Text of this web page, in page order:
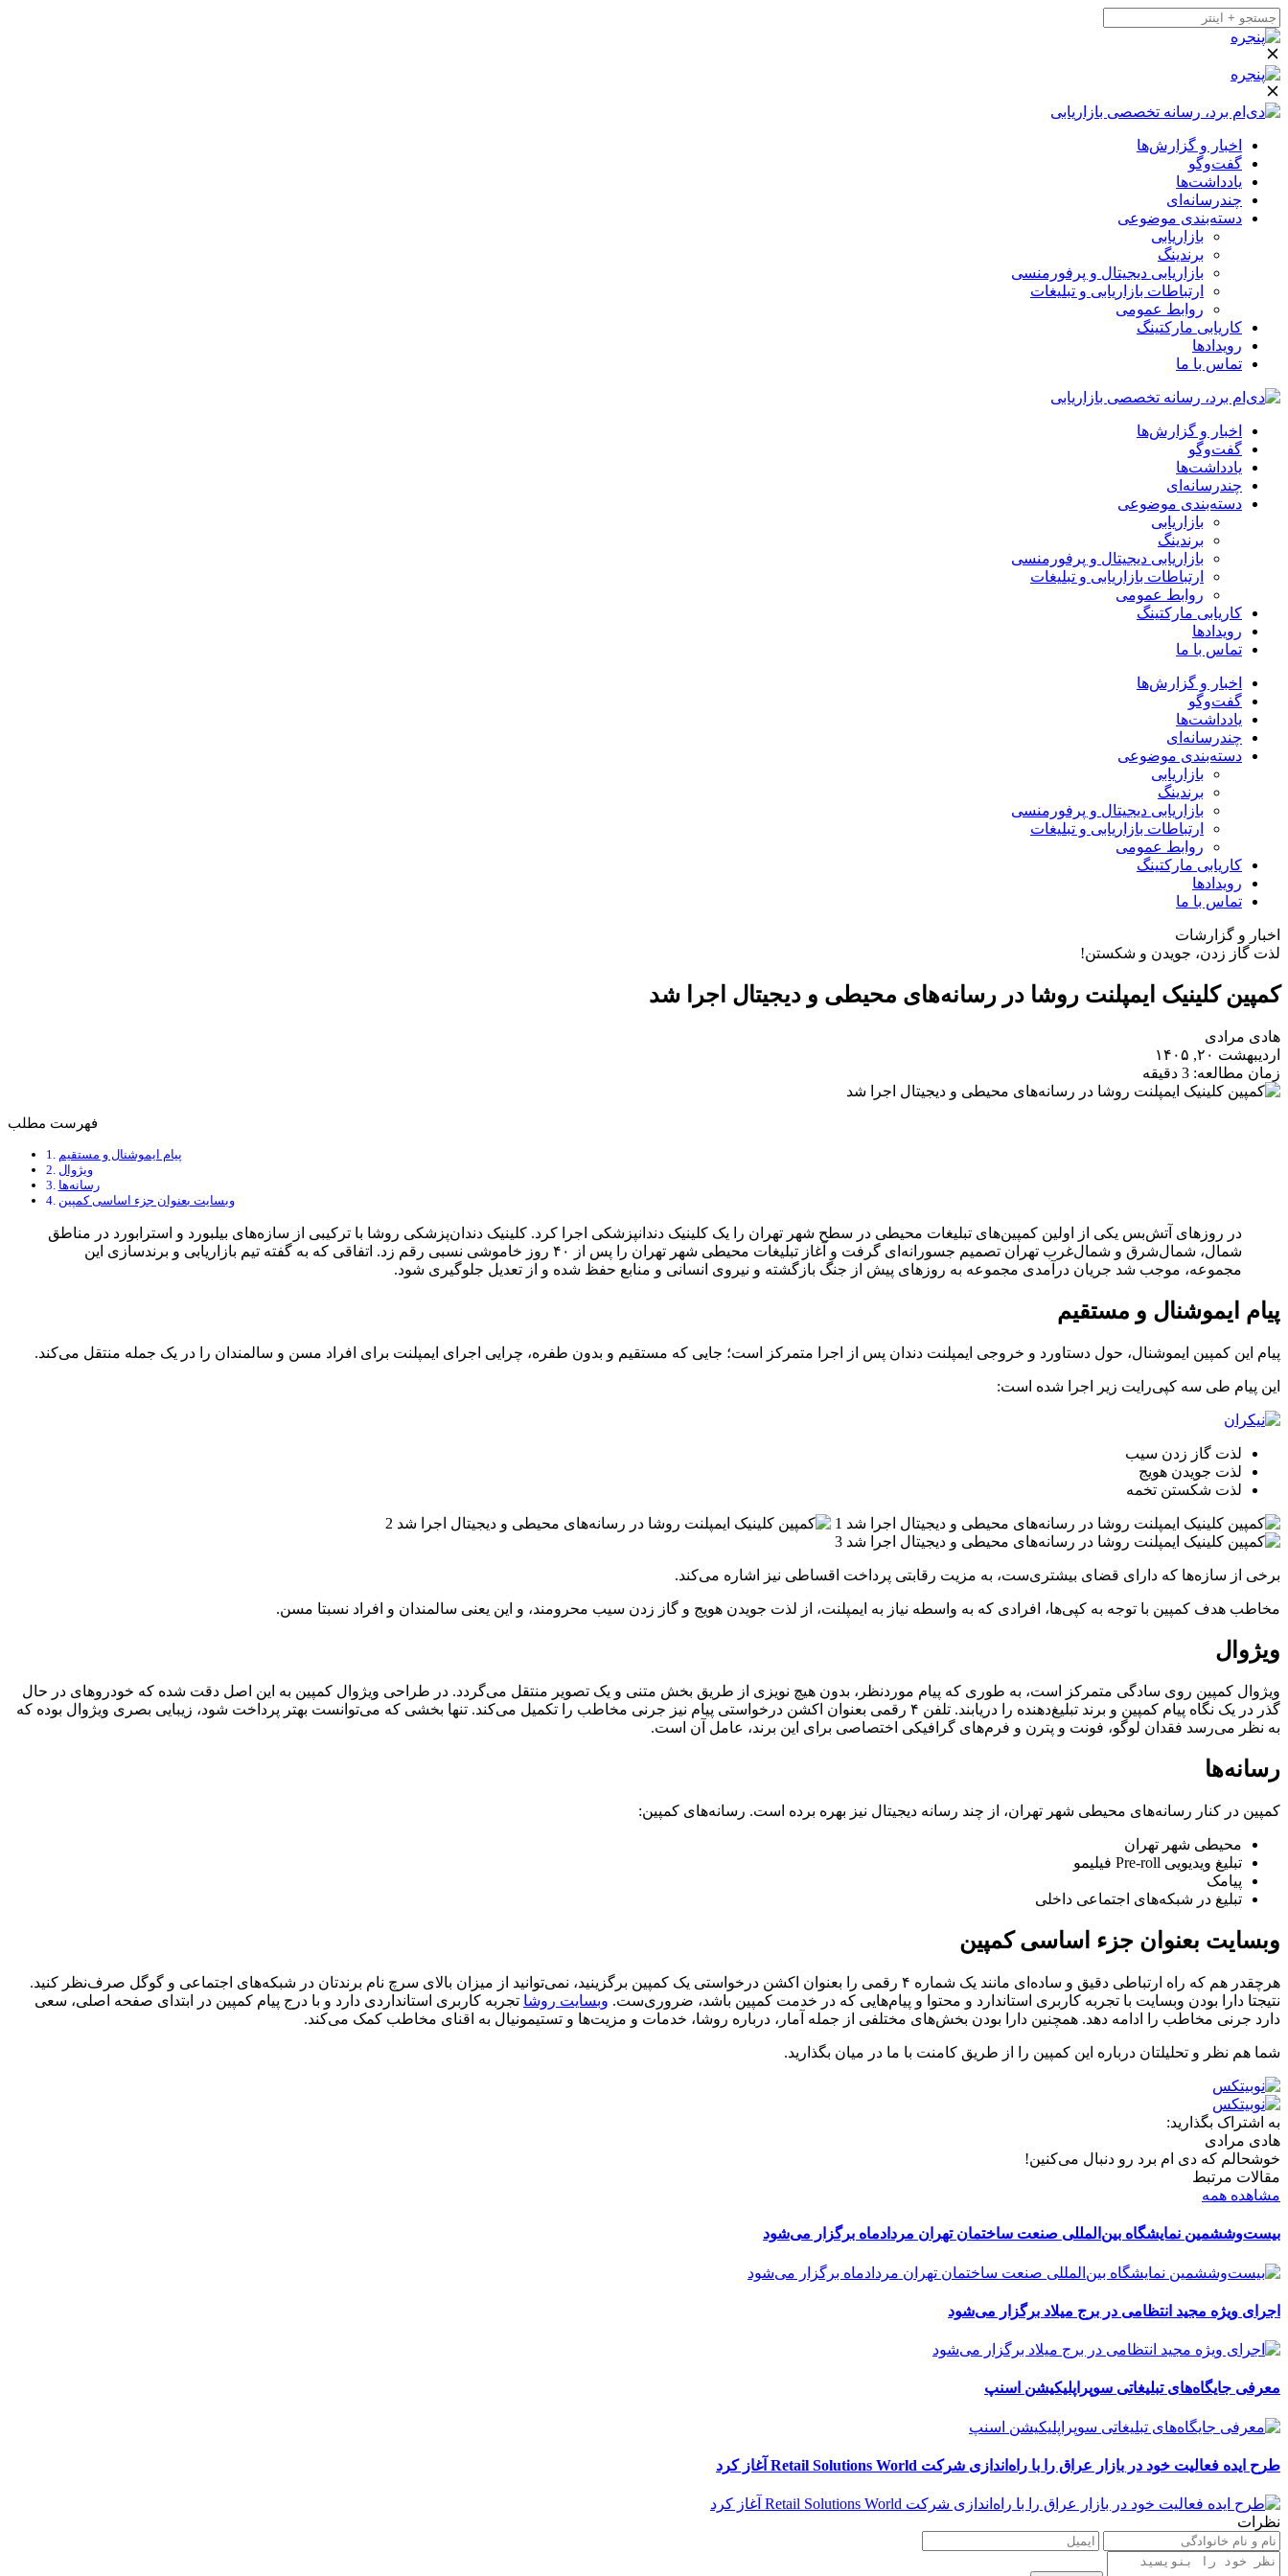
اخبار و گزارش‌ها
گفت‌وگو
یادداشت‌ها
چندرسانه‌ای
دسته‌بندی موضوعی
بازاریابی
برندینگ
بازاریابی دیجیتال و پرفورمنسی
ارتباطات بازاریابی و تبلیغات
روابط عمومی
کاریابی مارکتینگ
رویدادها
تماس با ما
اخبار و گزارش‌ها
گفت‌وگو
یادداشت‌ها
چندرسانه‌ای
دسته‌بندی موضوعی
بازاریابی
برندینگ
بازاریابی دیجیتال و پرفورمنسی
ارتباطات بازاریابی و تبلیغات
روابط عمومی
کاریابی مارکتینگ
رویدادها
تماس با ما
اخبار و گزارش‌ها
گفت‌وگو
یادداشت‌ها
چندرسانه‌ای
دسته‌بندی موضوعی
بازاریابی
برندینگ
بازاریابی دیجیتال و پرفورمنسی
ارتباطات بازاریابی و تبلیغات
روابط عمومی
کاریابی مارکتینگ
رویدادها
تماس با ما
اخبار و گزارشات
لذت گاز زدن، جویدن و شکستن!
کمپین کلینیک ایمپلنت روشا در رسانه‌های محیطی و دیجیتال اجرا شد
هادی مرادی
اردیبهشت ۲۰, ۱۴۰۵
زمان مطالعه: 3 دقیقه
فهرست مطلب
پیام ایموشنال و مستقیم
ویژوال
رسانه‌ها
وبسایت بعنوان جزء اساسی کمپین
در روزهای آتش‌بس یکی از اولین کمپین‌های تبلیغات محیطی در سطح شهر تهران را یک کلینیک دندانپزشکی اجرا کرد. کلینیک دندان‌پزشکی روشا با ترکیبی از سازه‌های بیلبورد و استرابورد در مناطق
شمال، شمال‌شرق و شمال‌غرب تهران تصمیم جسورانه‌ای گرفت و آغاز تبلیغات محیطی شهر تهران را پس از ۴۰ روز خاموشی نسبی رقم زد. اتفاقی که به گفته تیم بازاریابی و برندسازی این
مجموعه، موجب شد جریان درآمدی مجموعه به روزهای پیش از جنگ بازگشته و نیروی انسانی و منابع حفظ شده و از تعدیل جلوگیری شود.
پیام ایموشنال و مستقیم
پیام این کمپین ایموشنال، حول دستاورد و خروجی ایمپلنت دندان پس از اجرا متمرکز است؛ جایی که مستقیم و بدون طفره، چرایی اجرای ایمپلنت برای افراد مسن و سالمندان را در یک جمله منتقل می‌کند.
این پیام طی سه کپی‌رایت زیر اجرا شده است:
لذت گاز زدن سیب
لذت جویدن هویج
لذت شکستن تخمه
برخی از سازه‌ها که دارای قضای بیشتری‌ست، به مزیت رقابتی پرداخت اقساطی نیز اشاره می‌کند.
مخاطب هدف کمپین با توجه به کپی‌ها، افرادی که به واسطه نیاز به ایمپلنت، از لذت جویدن هویج و گاز زدن سیب محرومند، و این یعنی سالمندان و افراد نسبتا مسن.
ویژوال
ویژوال کمپین روی سادگی متمرکز است، به طوری که پیام موردنظر، بدون هیچ نویزی از طریق بخش متنی و یک تصویر منتقل می‌گردد. در طراحی ویژوال کمپین به این اصل دقت شده که خودروهای در حال
گذر در یک نگاه پیام کمپین و برند تبلیغ‌دهنده را دریابند. تلفن ۴ رقمی بعنوان اکشن درخواستی پیام نیز جرنی مخاطب را تکمیل می‌کند. تنها بخشی که می‌توانست بهتر پرداخت شود، زیبایی بصری ویژوال بوده که
به نظر می‌رسد فقدان لوگو، فونت و پترن و فرم‌های گرافیکی اختصاصی برای این برند، عامل آن است.
رسانه‌ها
کمپین در کنار رسانه‌های محیطی شهر تهران، از چند رسانه دیجیتال نیز بهره برده است. رسانه‌های کمپین:
محیطی شهر تهران
تبلیغ ویدیویی Pre-roll فیلیمو
پیامک
تبلیغ در شبکه‌های اجتماعی داخلی
وبسایت بعنوان جزء اساسی کمپین
هرچقدر هم که راه ارتباطی دقیق و ساده‌ای مانند یک شماره ۴ رقمی را بعنوان اکشن درخواستی یک کمپین برگزینید، نمی‌توانید از میزان بالای سرچ نام برندتان در شبکه‌های اجتماعی و گوگل صرف‌نظر کنید.
نتیجتا دارا بودن وبسایت با تجربه کاربری استاندارد و محتوا و پیام‌هایی که در خدمت کمپین باشد، ضروری‌ست. وبسایت روشا تجربه کاربری استانداردی دارد و با درج پیام کمپین در ابتدای صفحه اصلی، سعی
دارد جرنی مخاطب را ادامه دهد. همچنین دارا بودن بخش‌های مختلفی از جمله آمار، درباره روشا، خدمات و مزیت‌ها و تستیمونیال به اقنای مخاطب کمک می‌کند.
شما هم نظر و تحلیلتان درباره این کمپین را از طریق کامنت با ما در میان بگذارید.
به اشتراک بگذارید:
هادی مرادی
خوشحالم که دی ام برد رو دنبال می‌کنین!
مقالات مرتبط
مشاهده همه
بیست‌وششمین نمایشگاه بین‌المللی صنعت ساختمان تهران مردادماه برگزار می‌شود
اجرای ویژه مجید انتظامی در برج میلاد برگزار می‌شود
معرفی جایگاه‌های تبلیغاتی سوپراپلیکیشن اسنپ
طرح ایده فعالیت خود در بازار عراق را با راه‌اندازی شرکت Retail Solutions World آغاز کرد
نظرات